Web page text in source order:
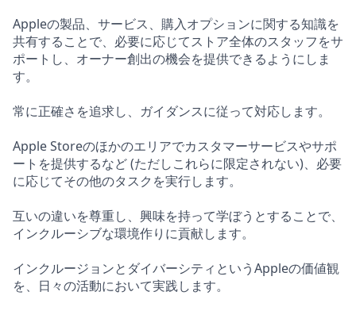
Appleの製品、サービス、購入オプションに関する知識を
共有することで、必要に応じてストア全体のスタッフをサ
ポートし、オーナー創出の機会を提供できるようにしま
す。
常に正確さを追求し、ガイダンスに従って対応します。
Apple Storeのほかのエリアでカスタマーサービスやサポ
ートを提供するなど (ただしこれらに限定されない)、必要
に応じてその他のタスクを実行します。
互いの違いを尊重し、興味を持って学ぼうとすることで、
インクルーシブな環境作りに貢献します。
インクルージョンとダイバーシティというAppleの価値観
を、日々の活動において実践します。